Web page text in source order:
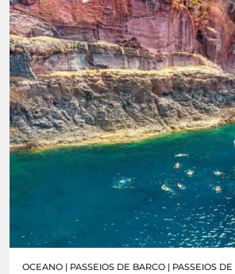
OCEANO | PASSEIOS DE BARCO | PASSEIOS DE